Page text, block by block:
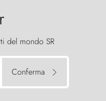
del mondo SR
Conferma